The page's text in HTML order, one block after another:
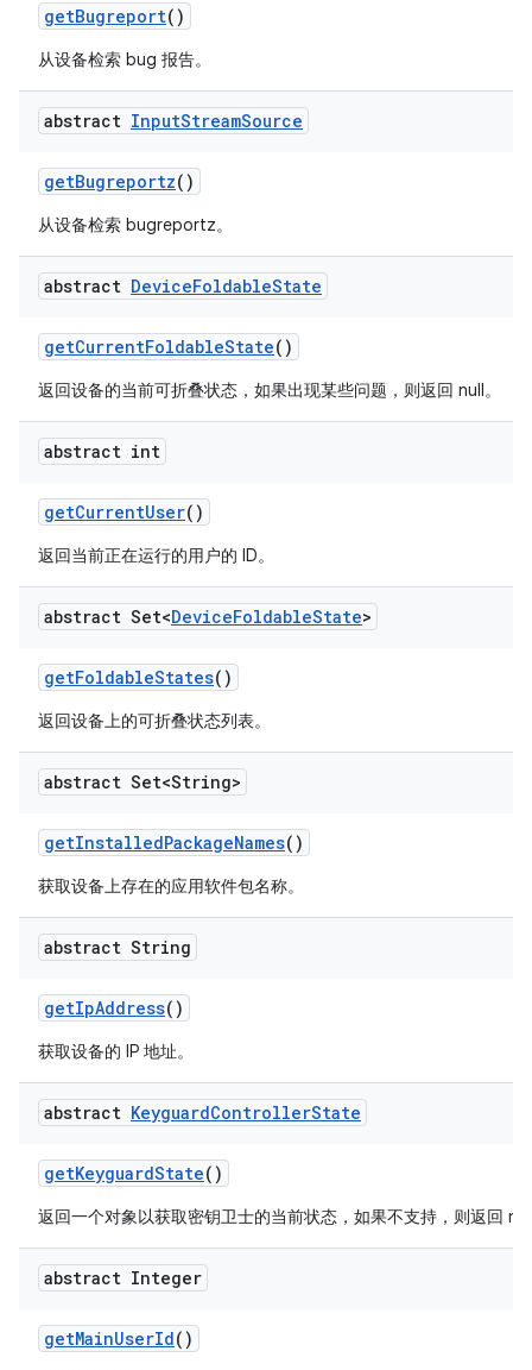
getBugreport()
从设备检索 bug 报告。
abstract InputStreamSource
getBugreportz()
从设备检索 bugreportz。
abstract DeviceFoldableState
getCurrentFoldableState()
返回设备的当前可折叠状态，如果出现某些问题，则返回 null。
abstract int
getCurrentUser()
返回当前正在运行的用户的 ID。
abstract Set<DeviceFoldableState>
getFoldableStates()
返回设备上的可折叠状态列表。
abstract Set<String>
getInstalledPackageNames()
获取设备上存在的应用软件包名称。
abstract String
getIpAddress()
获取设备的 IP 地址。
abstract KeyguardControllerState
getKeyguardState()
返回一个对象以获取密钥卫士的当前状态，如果不支持，则返回
abstract Integer
getMainUserId()